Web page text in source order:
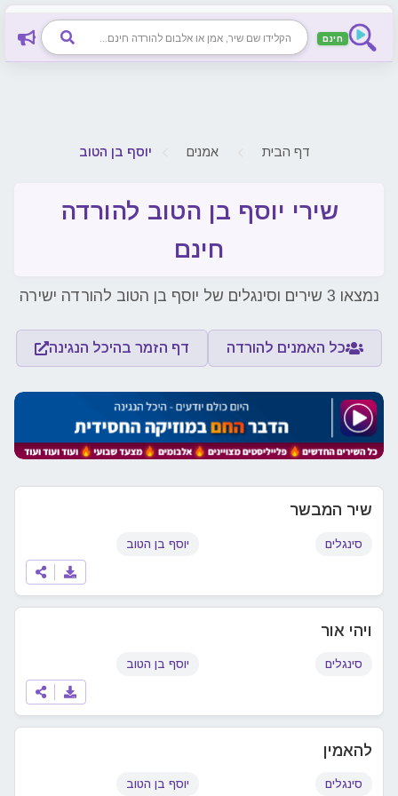
חינם
דף הבית אמנים יוסף בן הטוב
שירי יוסף בן הטוב להורדה
חינם
נמצאו 3 שירים וסינגלים של יוסף בן הטוב להורדה ישירה
כל האמנים להורדה דף הזמר בהיכל הנגינה
שיר המבשר
סינגלים יוסף בן הטוב
ויהי אור
סינגלים יוסף בן הטוב
להאמין
סינגלים יוסף בן הטוב